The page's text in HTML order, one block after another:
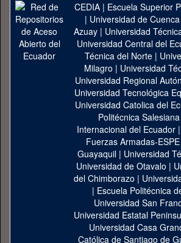
CEDIA| Escuela Superior
| Universidad de Cuenca
Azuay| Universidad
Universidad Central del
Técnica del Norte |
Milagro | Universidad
Universidad Regional
Universidad Tecnológica
Universidad Catolica del
Politécnica Salesiana
Internacional del Ecuador |
Fuerzas Armadas-ESPE
Guayaquil| Universidad
Universidad de Otavalo |
del Chimborazo |
| Escuela Politécnica
Universidad San
Universidad Estatal
Universidad Casa
Católica de Santiago de